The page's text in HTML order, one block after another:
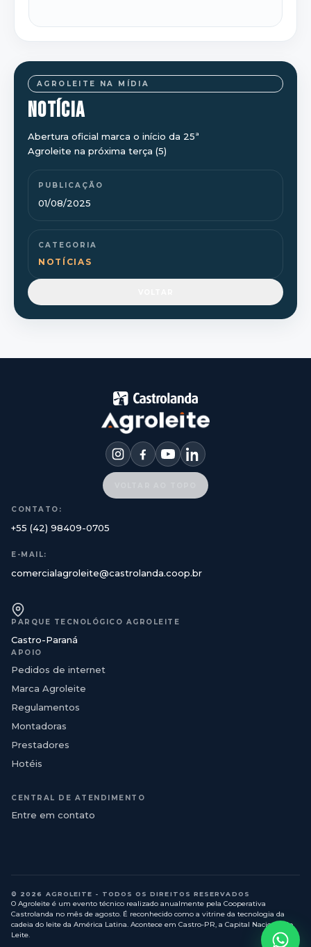
AGROLEITE NA MÍDIA
NOTÍCIA
Abertura oficial marca o início da 25ª
Agroleite na próxima terça (5)
PUBLICAÇÃO
01/08/2025
CATEGORIA
NOTÍCIAS
CONTATO:
+55 (42) 98409-0705
E-MAIL:
comercialagroleite@castrolanda.coop.br
PARQUE TECNOLÓGICO AGROLEITE
Castro-Paraná
APOIO
Pedidos de internet
Marca Agroleite
Regulamentos
Montadoras
Prestadores
Hotéis
CENTRAL DE ATENDIMENTO
Entre em contato
© 2026 AGROLEITE - TODOS OS DIREITOS RESERVADOS
O Agroleite é um evento técnico realizado anualmente pela Cooperativa
Castrolanda no mês de agosto. É reconhecido como a vitrine da tecnologia da
cadeia do leite da América Latina. Acontece em Castro-PR, a Capital Nacional do
Leite.